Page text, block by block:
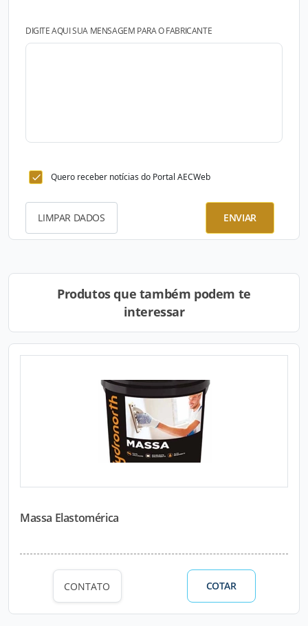
DIGITE AQUI SUA MENSAGEM PARA O FABRICANTE
Quero receber notícias do Portal AECWeb
LIMPAR DADOS ENVIAR
Produtos que também podem te
interessar
Massa Elastomérica
CONTATO COTAR